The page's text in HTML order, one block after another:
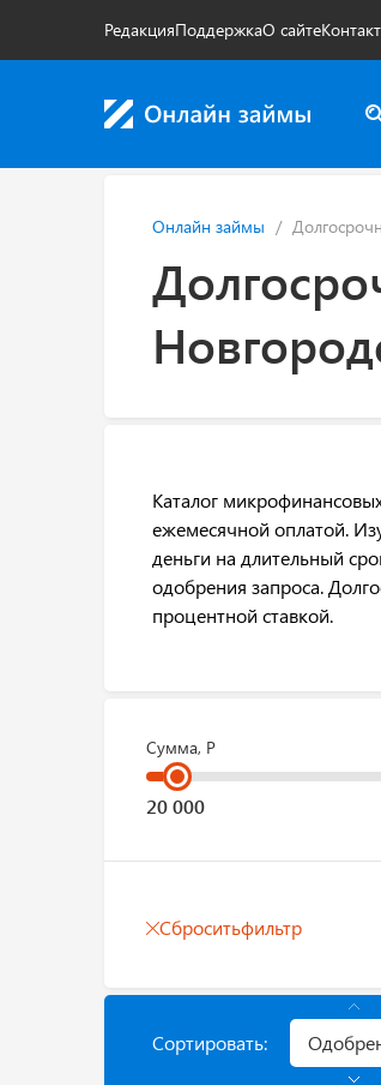
РедакцияПоддержкаО сайте
Онлайн займы
Каталог
ежемесячной оплатой.
деньги на длительный
одобрения запроса.
процентной ставкой.
Сумма, Р
Сброситьфильтр
Сортировать: